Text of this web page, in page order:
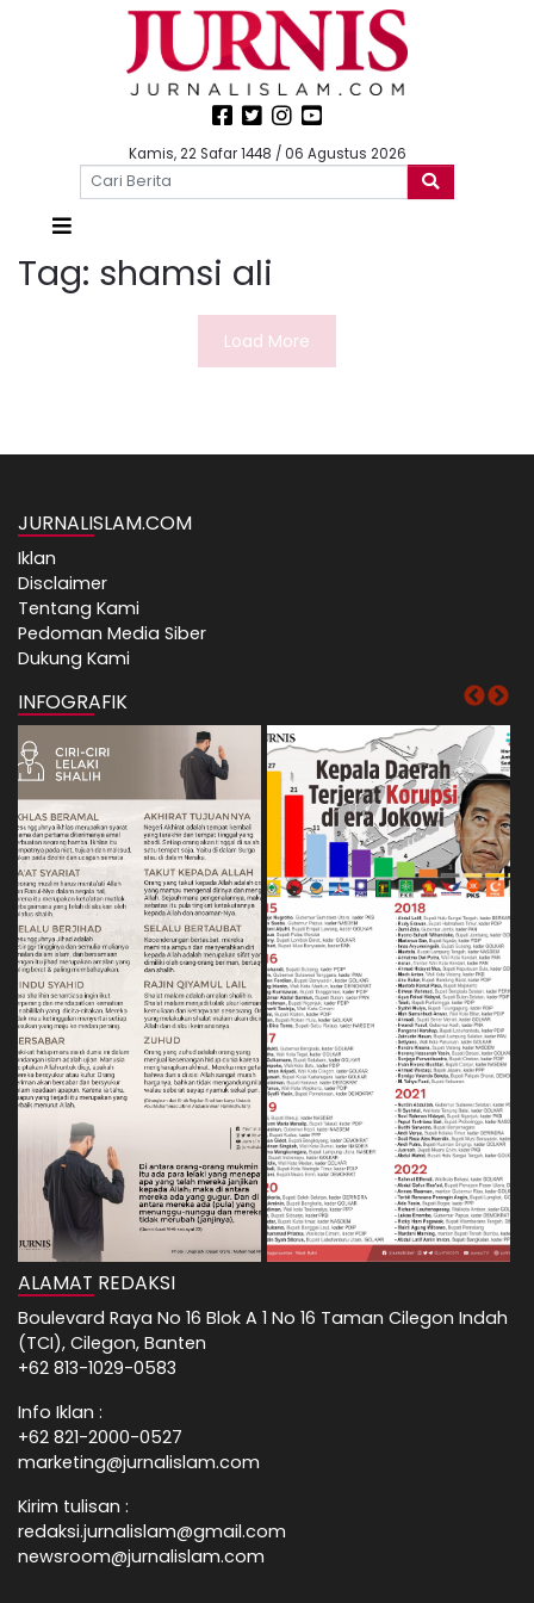
Kamis, 22 Safar 1448 / 06 Agustus 2026
Tag: shamsi ali
Load More
JURNALISLAM.COM
Iklan
Disclaimer
Tentang Kami
Pedoman Media Siber
Dukung Kami
INFOGRAFIK
ALAMAT REDAKSI
Boulevard Raya No 16 Blok A 1 No 16 Taman Cilegon Indah
(TCI), Cilegon, Banten
+62 813-1029-0583
Info Iklan :
+62 821-2000-0527
marketing@jurnalislam.com
Kirim tulisan :
redaksi.jurnalislam@gmail.com
newsroom@jurnalislam.com